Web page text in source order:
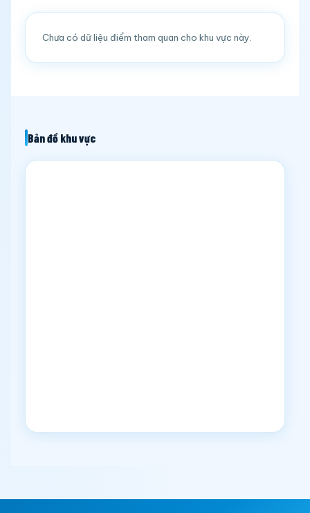
Chưa có dữ liệu điểm tham quan cho khu vực này.
Bản đồ khu vực